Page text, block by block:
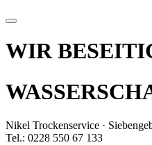
WIR
Nikel Trockenservice ·
Tel.: 0228 550 67 133